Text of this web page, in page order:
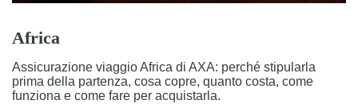
Africa
Assicurazione viaggio Africa di AXA: perché stipularla
prima della partenza, cosa copre, quanto costa, come
funziona e come fare per acquistarla.